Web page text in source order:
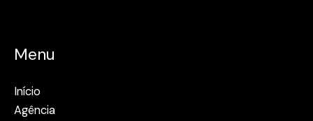
Menu
Início
Agência